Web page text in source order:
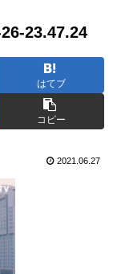
23.47.24
はてブ
コピー
2021.06.27